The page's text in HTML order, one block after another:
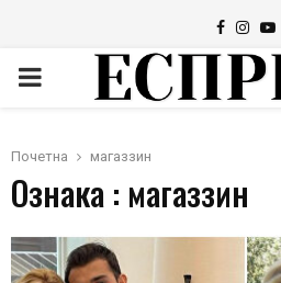
Facebook
PRIMARY
Почетна магаззин
Ознака : магаззин